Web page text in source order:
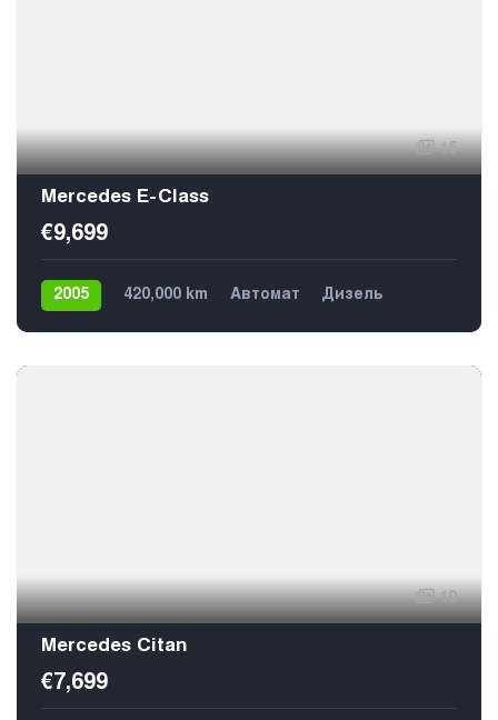
15
Mercedes E-Class
€9,699
2005 420,000 km Автомат
Дизель
10
Mercedes Citan
€7,699